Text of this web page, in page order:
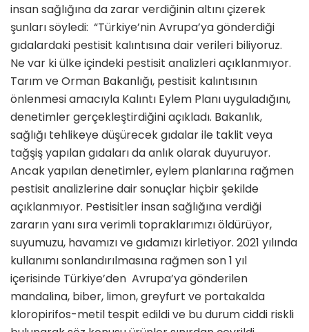
insan sağlığına da zarar verdiğinin altını çizerek
şunları söyledi: “Türkiye’nin Avrupa’ya gönderdiği
gıdalardaki pestisit kalıntısına dair verileri biliyoruz.
Ne var ki ülke içindeki pestisit analizleri açıklanmıyor.
Tarım ve Orman Bakanlığı, pestisit kalıntısının
önlenmesi amacıyla Kalıntı Eylem Planı uyguladığını,
denetimler gerçekleştirdiğini açıkladı. Bakanlık,
sağlığı tehlikeye düşürecek gıdalar ile taklit veya
tağşiş yapılan gıdaları da anlık olarak duyuruyor.
Ancak yapılan denetimler, eylem planlarına rağmen
pestisit analizlerine dair sonuçlar hiçbir şekilde
açıklanmıyor. Pestisitler insan sağlığına verdiği
zararın yanı sıra verimli topraklarımızı öldürüyor,
suyumuzu, havamızı ve gıdamızı kirletiyor. 2021 yılında
kullanımı sonlandırılmasına rağmen son 1 yıl
içerisinde Türkiye’den Avrupa’ya gönderilen
mandalina, biber, limon, greyfurt ve portakalda
kloropirifos-metil tespit edildi ve bu durum ciddi riskli